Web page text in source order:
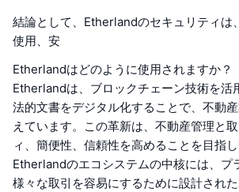
結論として、Etherlandのセキュリティは
使用、安
Etherlandはどのように使用されますか？
Etherlandは、ブロックチェーン技術を活
法的文書をデジタル化することで、不動
えています。この革新は、不動産管理と
ィ、簡便性、信頼性を高めることを目指し
Etherlandのエコシステムの中核には、プ
様々な取引を容易にするために設計され